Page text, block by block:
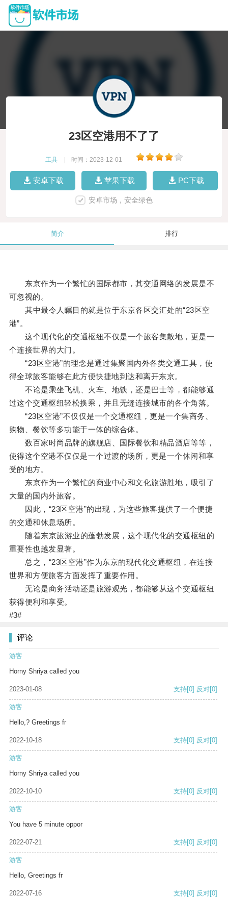
23区空港用不了了
工具 时间：2023-12-01
安卓下载 苹果下载 PC下载
安卓市场，安全绿色
简介 排行
东京作为一个繁忙的国际都市，其交通网络的发展是不
可忽视的。
其中最令人瞩目的就是位于东京各区交汇处的“23区空
港”。
这个现代化的交通枢纽不仅是一个旅客集散地，更是一
个连接世界的大门。
“23区空港”的理念是通过集聚国内外各类交通工具，使
得全球旅客能够在此方便快捷地到达和离开东京。
不论是乘坐飞机、火车、地铁，还是巴士等，都能够通
过这个交通枢纽轻松换乘，并且无缝连接城市的各个角落。
“23区空港”不仅仅是一个交通枢纽，更是一个集商务、
购物、餐饮等多功能于一体的综合体。
数百家时尚品牌的旗舰店、国际餐饮和精品酒店等等，
使得这个空港不仅仅是一个过渡的场所，更是一个休闲和享
受的地方。
东京作为一个繁忙的商业中心和文化旅游胜地，吸引了
大量的国内外旅客。
因此，“23区空港”的出现，为这些旅客提供了一个便捷
的交通和休息场所。
随着东京旅游业的蓬勃发展，这个现代化的交通枢纽的
重要性也越发显著。
总之，“23区空港”作为东京的现代化交通枢纽，在连接
世界和方便旅客方面发挥了重要作用。
无论是商务活动还是旅游观光，都能够从这个交通枢纽
获得便利和享受。
#3#
评论
游客
Horny Shriya called you
2023-01-08 支持[0] 反对[0]
游客
Hello,? Greetings fr
2022-10-18 支持[0] 反对[0]
游客
Horny Shriya called you
2022-10-10 支持[0] 反对[0]
游客
You have 5 minute oppor
2022-07-21 支持[0] 反对[0]
游客
Hello, Greetings fr
2022-07-16 支持[0] 反对[0]